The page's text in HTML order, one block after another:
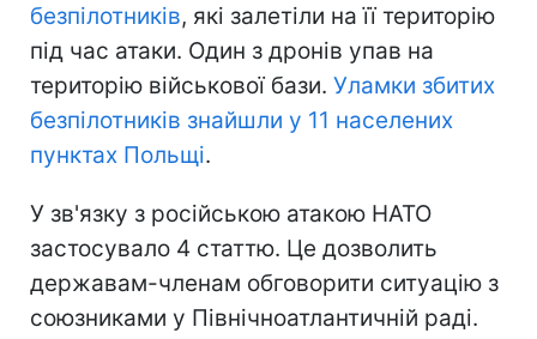
безпілотників, які залетіли на її територію
під час атаки. Один з дронів упав на
територію військової бази. Уламки збитих
безпілотників знайшли у 11 населених
пунктах Польщі.
У зв'язку з російською атакою НАТО
застосувало 4 статтю. Це дозволить
державам-членам обговорити ситуацію з
союзниками у Північноатлантичній раді.